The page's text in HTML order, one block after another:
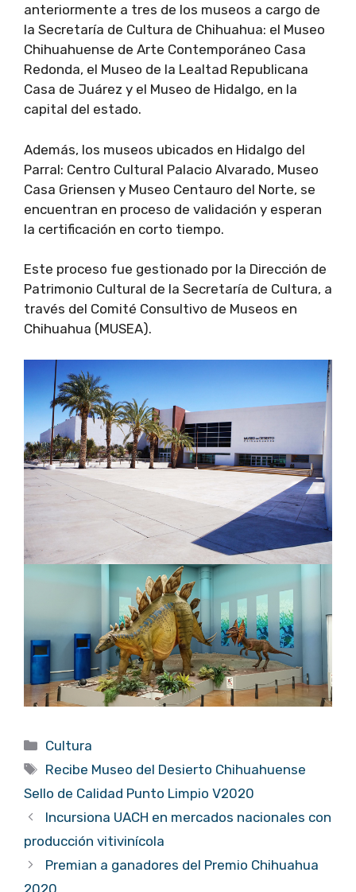
anteriormente a tres de los museos a cargo de
la Secretaría de Cultura de Chihuahua: el Museo
Chihuahuense de Arte Contemporáneo Casa
Redonda, el Museo de la Lealtad Republicana
Casa de Juárez y el Museo de Hidalgo, en la
capital del estado.
Además, los museos ubicados en Hidalgo del
Parral: Centro Cultural Palacio Alvarado, Museo
Casa Griensen y Museo Centauro del Norte, se
encuentran en proceso de validación y esperan
la certificación en corto tiempo.
Este proceso fue gestionado por la Dirección de
Patrimonio Cultural de la Secretaría de Cultura, a
través del Comité Consultivo de Museos en
Chihuahua (MUSEA).
Categorías
Cultura
Etiquetas
Recibe Museo del Desierto Chihuahuense
Sello de Calidad Punto Limpio V2020
Incursiona UACH en mercados nacionales con
producción vitivinícola
Premian a ganadores del Premio Chihuahua